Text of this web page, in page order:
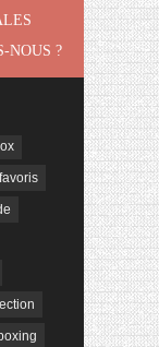
NOUS ?
favoris